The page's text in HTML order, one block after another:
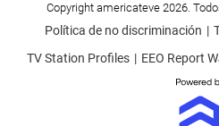
Copyright americateve 2026.
Política de no discriminación
TV Station Profiles
EEO Report